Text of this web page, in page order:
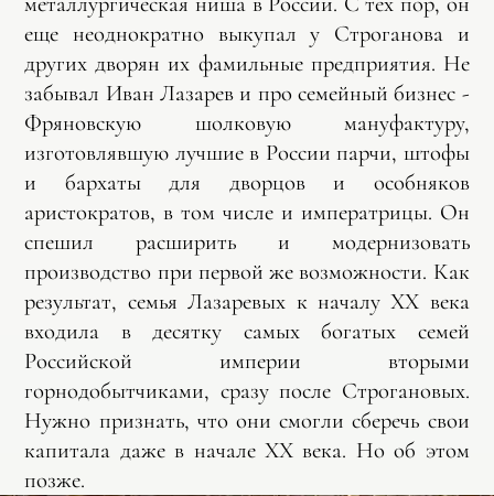
еще неоднократно выкупал у Строганова и
других дворян их фамильные предприятия. Не
забывал Иван Лазарев и про семейный бизнес -
Фряновскую шолковую мануфактуру,
изготовлявшую лучшие в России парчи, штофы
и бархаты для дворцов и особняков
аристократов, в том числе и императрицы. Он
спешил расширить и модернизовать
производство при первой же возможности. Как
результат, семья Лазаревых к началу ХХ века
входила в десятку самых богатых семей
Российской империи вторыми
горнодобытчиками, сразу после Строгановых.
Нужно признать, что они смогли сберечь свои
капитала даже в начале ХХ века. Но об этом
позже.